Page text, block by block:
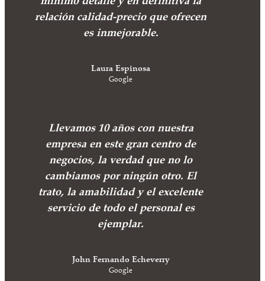
relación calidad-precio que ofrecen
es inmejorable.
Laura Espinosa
Google
Llevamos 10 años con nuestra
empresa en este gran centro de
negocios, la verdad que no lo
cambiamos por ningún otro. El
trato, la amabilidad y el excelente
servicio de todo el personal es
ejemplar.
John Fernando Echeverry
Google